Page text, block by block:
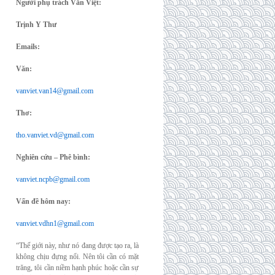
Người phụ trách Văn Việt:
Trịnh Y Thư
Emails:
Văn:
vanviet.van14@gmail.com
Thơ:
tho.vanviet.vd@gmail.com
Nghiên cứu – Phê bình:
vanviet.ncpb@gmail.com
Vấn đề hôm nay:
vanviet.vdhn1@gmail.com
“Thế giới này, như nó đang được tạo ra, là
không chịu đựng nổi. Nên tôi cần có mặt
trăng, tôi cần niềm hạnh phúc hoặc cần sự